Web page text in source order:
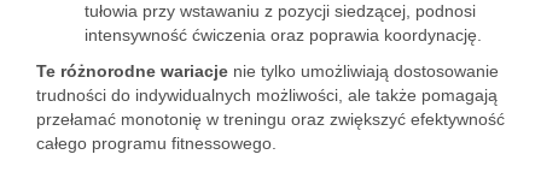
tułowia przy wstawaniu z pozycji siedzącej, podnosi
intensywność ćwiczenia oraz poprawia koordynację.
Te różnorodne wariacje nie tylko umożliwiają dostosowanie
trudności do indywidualnych możliwości, ale także pomagają
przełamać monotonię w treningu oraz zwiększyć efektywność
całego programu fitnessowego.